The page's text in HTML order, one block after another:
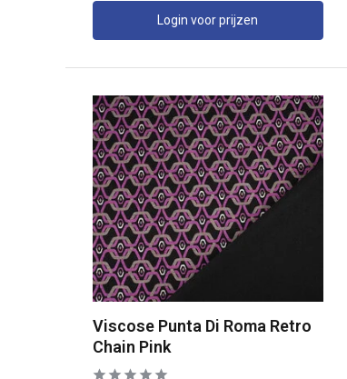
Login voor prijzen
Viscose Punta Di Roma Retro
Chain Pink